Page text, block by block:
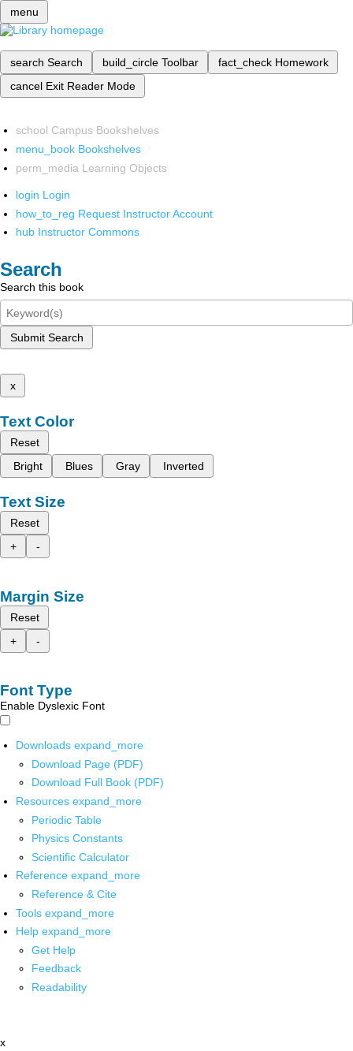
menu
search Search build_circle Toolbar fact_check Homework
cancel Exit Reader Mode
school Campus Bookshelves
menu_book Bookshelves
perm_media Learning Objects
login Login
how_to_reg Request Instructor Account
hub Instructor Commons
Search
Search this book
Submit Search
x
Text Color
Reset
Bright
Blues Gray Inverted
Text Size
Reset
+
-
Margin Size
Reset
+
-
Font Type
Enable Dyslexic Font
Downloads expand_more
Download Page (PDF)
Download Full Book (PDF)
Resources expand_more
Periodic Table
Physics Constants
Scientific Calculator
Reference expand_more
Reference & Cite
Tools expand_more
Help expand_more
Get Help
Feedback
Readability
x